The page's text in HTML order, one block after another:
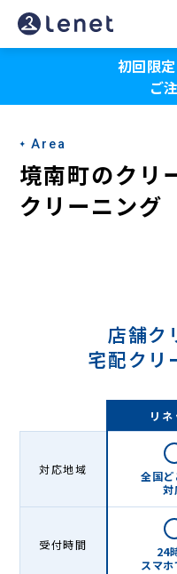
境
南
の
宅
配
ク
Lenet〈リ
初回限
ご
Area
境南町のクリ
クリーニング
店舗ク
宅配クリ
リネ
対応地域
全国ど
対
受付時間
24
スマ